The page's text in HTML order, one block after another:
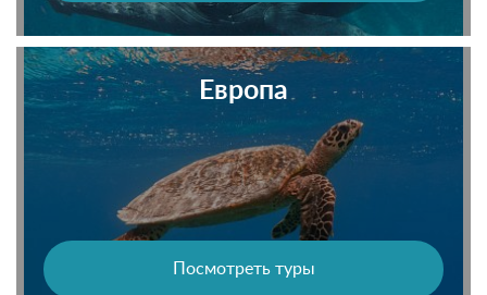
Европа
Посмотреть туры